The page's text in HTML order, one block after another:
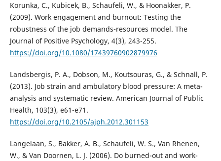
Korunka, C., Kubicek, B., Schaufeli, W., & Hoonakker, P.
(2009). Work engagement and burnout: Testing the
robustness of the job demands-resources model. The
Journal of Positive Psychology, 4(3), 243-255.
https://doi.org/10.1080/17439760902879976
Landsbergis, P. A., Dobson, M., Koutsouras, G., & Schnall, P.
(2013). Job strain and ambulatory blood pressure: A meta-
analysis and systematic review. American Journal of Public
Health, 103(3), e61-e71.
https://doi.org/10.2105/ajph.2012.301153
Langelaan, S., Bakker, A. B., Schaufeli, W. S., Van Rhenen,
W., & Van Doornen, L. J. (2006). Do burned-out and work-